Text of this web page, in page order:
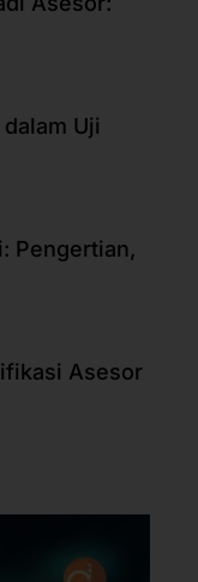
Uji
Pengertian,
Asesor